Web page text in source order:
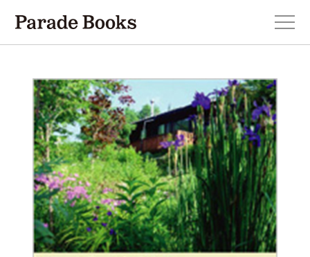
本を探す
新刊・近刊のお知らせ
おすすめ！この一冊。
小説